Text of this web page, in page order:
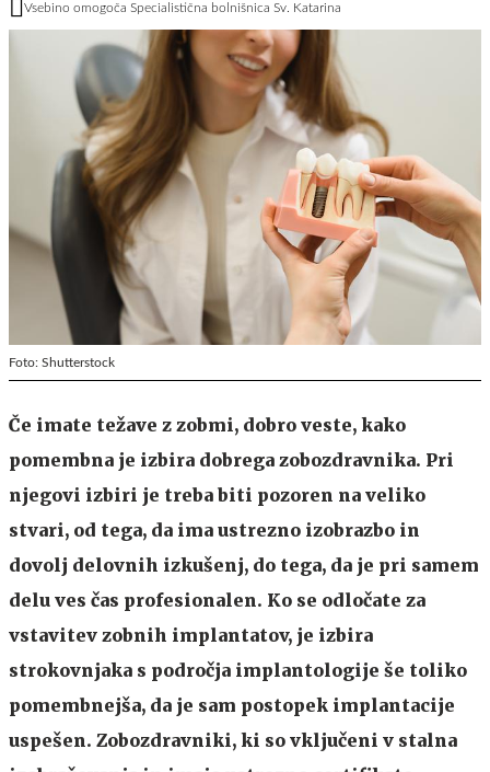
Vsebino omogoča Specialistična bolnišnica Sv. Katarina
Foto: Shutterstock
Če imate težave z zobmi, dobro veste, kako
pomembna je izbira dobrega zobozdravnika. Pri
njegovi izbiri je treba biti pozoren na veliko
stvari, od tega, da ima ustrezno izobrazbo in
dovolj delovnih izkušenj, do tega, da je pri samem
delu ves čas profesionalen. Ko se odločate za
vstavitev zobnih implantatov, je izbira
strokovnjaka s področja implantologije še toliko
pomembnejša, da je sam postopek implantacije
uspešen. Zobozdravniki, ki so vključeni v stalna